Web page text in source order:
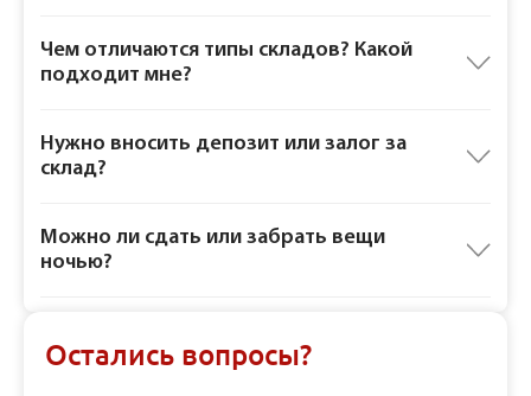
Чем отличаются типы складов? Какой
подходит мне?
Нужно вносить депозит или залог за
склад?
Можно ли сдать или забрать вещи
ночью?
Остались вопросы?